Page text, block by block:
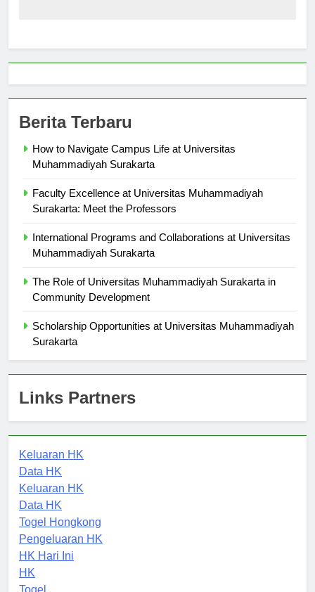
Berita Terbaru
How to Navigate Campus Life at Universitas
Faculty Excellence at Universitas Muhammadiyah
International Programs and Collaborations at Universitas
The Role of Universitas Muhammadiyah Surakarta in
Scholarship Opportunities at Universitas Muhammadiyah
Links Partners
Keluaran HK
Data HK
Keluaran HK
Data HK
Togel Hongkong
Pengeluaran HK
HK Hari Ini
HK